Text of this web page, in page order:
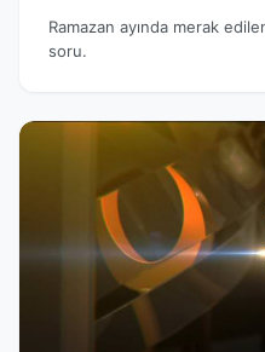
Ramazan ayında merak
soru.